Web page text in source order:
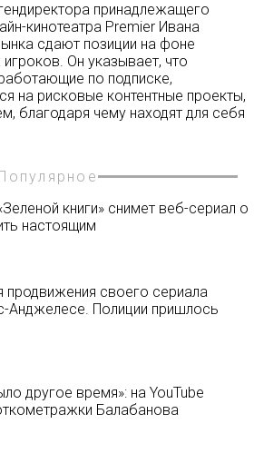
принадлежащего
кинотеатра Premier Ивана
сдают позиции на фоне
Он указывает, что
по подписке,
на рисковые контентные проекты,
благодаря чему находят для себя
книги» снимет веб-сериал о
настоящим
продвижения своего сериала
Анджелесе. Полиции пришлось
другое время»: на YouTube
Балабанова